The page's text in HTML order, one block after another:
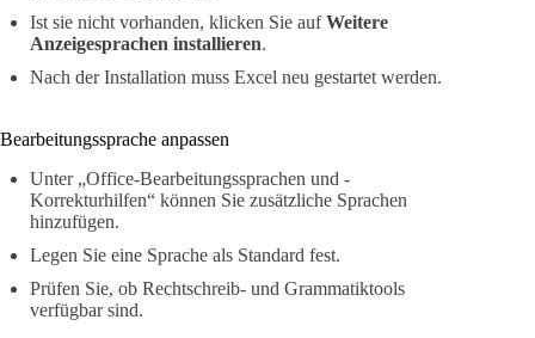
Ist sie nicht vorhanden, klicken Sie aufWeitere
Anzeigesprachen installieren.
Nach der Installation muss Excel neu gestartet werden.
Bearbeitungssprache anpassen
Unter „Office-Bearbeitungssprachen und -
Korrekturhilfen“ können Sie zusätzliche Sprachen
hinzufügen.
Legen Sie eine Sprache als Standard fest.
Prüfen Sie, ob Rechtschreib- und Grammatiktools
verfügbar sind.